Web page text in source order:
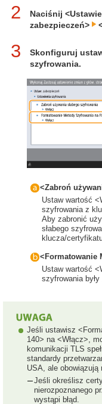
2 Naciśnij
zabezpieczeń>
3
Skonfiguruj
szyfrowania.
<Zabroń
Ustaw wartość
szyfrowania z
Aby zabronić
słabego
klucza/
<Formatowanie
Ustaw wartość
szyfrowania
Jeśli ustawisz
140> na <Włącz>,
komunikacji TLS
standardy
USA, ale obowiązują
Jeśli określisz
nierozpoznanego
wystąpi błąd.